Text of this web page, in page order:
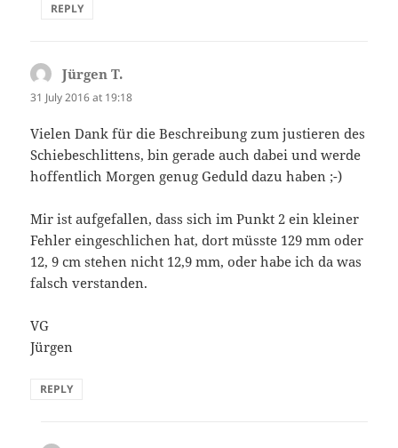
REPLY
Jürgen T.
31 July 2016 at 19:18
Vielen Dank für die Beschreibung zum justieren des
Schiebeschlittens, bin gerade auch dabei und werde
hoffentlich Morgen genug Geduld dazu haben ;-)
Mir ist aufgefallen, dass sich im Punkt 2 ein kleiner
Fehler eingeschlichen hat, dort müsste 129 mm oder
12, 9 cm stehen nicht 12,9 mm, oder habe ich da was
falsch verstanden.
VG
Jürgen
REPLY